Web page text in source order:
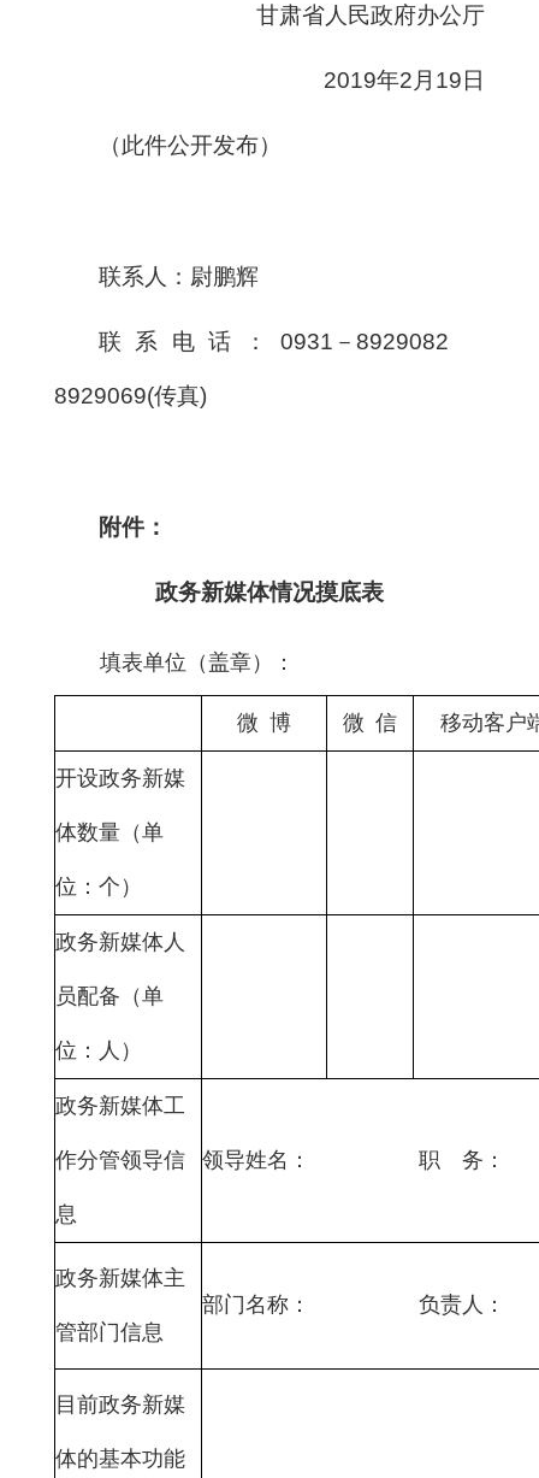
甘肃省人民政府办公厅
2019年2月19日
（此件公开发布）
联系人：尉鹏辉
联系电话：0931－8929082
8929069(传真)
附件：
政务新媒体情况摸底表
填表单位（盖章）： 统计
微 博 微 信 移动客户
开设政务新媒
体数量（单
位：个）
政务新媒体人
员配备（单
位：人）
政务新媒体工
作分管领导信
息
领导姓名： 职 务：
政务新媒体主
管部门信息
部门名称： 负责人
目前政务新媒
体的基本功能